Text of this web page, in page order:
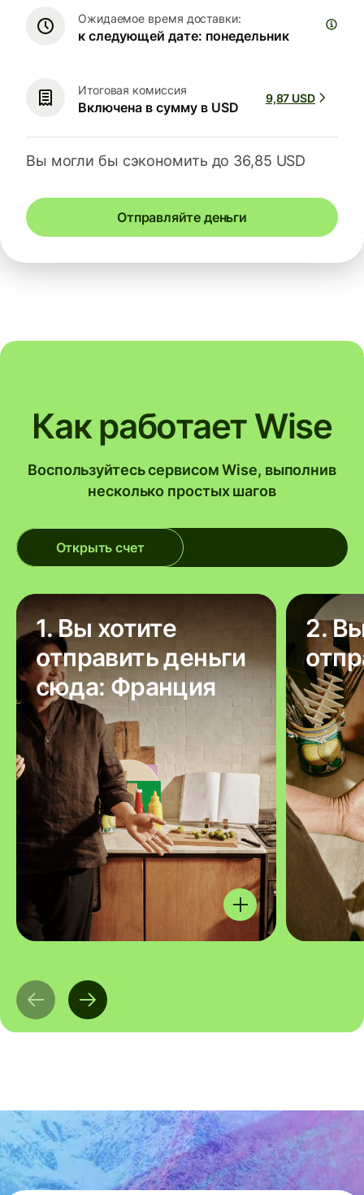
Ожидаемое время доставки:
к следующей дате: понедельник
Итоговая комиссия
Включена в сумму в USD
9,87 USD
Вы могли бы сэкономить до 36,85 USD
Отправляйте деньги
Как работает Wise
Воспользуйтесь сервисом Wise, выполнив
несколько простых шагов
Открыть счет
1. Вы хотите
отправить деньги
сюда: Франция
2.